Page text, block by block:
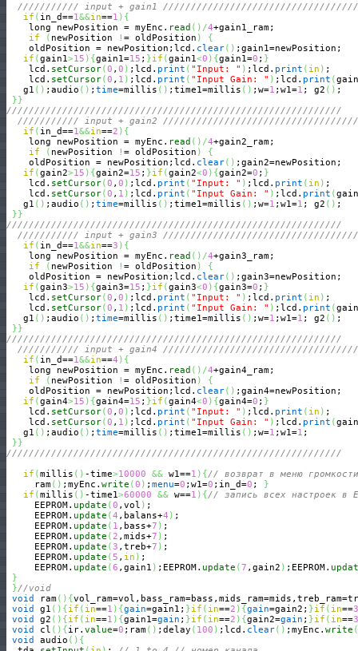
/////////// input + gain1
if ( in_d==1&&in==1 ) {
    long newPosition = myEnc.
read ( ) /4+gain1_ram;
if
( newPosition ! = oldPosition )
{
    oldPosition = newPosition;lcd.
clear( ) ;gain1=newPosition;
if (gain1>15 ) {gain1=15 ; }if (gain1<0 ) {gain1=0 ; }
    lcd.
setCursor(0 , 0 ) ;lcd. print ( "Input: " ) ;lcd. print ( in ) ;
    lcd.
setCursor(0 , 1 ) ;lcd. print ( "Input Gain: " ) ;lcd. print (
   g1
( ) ;audio ( ) ; time=millis ( ) ;time1=millis ( ) ;w=1 ;w1=1 ; g2 ( ) ;
}}
////////////////////////////////////////////////////////////
/////////// input + gain2
if ( in_d==1&&in==2 ) {
    long newPosition = myEnc.
read ( ) /4+gain2_ram;
if
( newPosition ! = oldPosition )
{
    oldPosition = newPosition;lcd.
clear( ) ;gain2=newPosition;
if (gain2>15 ) {gain2=15 ; }if (gain2<0 ) {gain2=0 ; }
    lcd.
setCursor(0 , 0 ) ;lcd. print ( "Input: " ) ;lcd. print ( in ) ;
    lcd.
setCursor(0 , 1 ) ;lcd. print ( "Input Gain: " ) ;lcd. print (
   g1
( ) ;audio ( ) ; time=millis ( ) ;time1=millis ( ) ;w=1 ;w1=1 ; g2 ( ) ;
}}
////////////////////////////////////////////////////////////
/////////// input + gain3
if ( in_d==1&&in==3 ) {
    long newPosition = myEnc.
read ( ) /4+gain3_ram;
if
( newPosition ! = oldPosition )
{
    oldPosition = newPosition;lcd.
clear( ) ;gain3=newPosition;
if (gain3>15 ) {gain3=15 ; }if (gain3<0 ) {gain3=0 ; }
    lcd.
setCursor(0 , 0 ) ;lcd. print ( "Input: " ) ;lcd. print ( in ) ;
    lcd.
setCursor(0 , 1 ) ;lcd. print ( "Input Gain: " ) ;lcd. print (
   g1
( ) ;audio ( ) ; time=millis ( ) ;time1=millis ( ) ;w=1 ;w1=1 ; g2 ( ) ;
}}
////////////////////////////////////////////////////////////
/////////// input + gain4
if ( in_d==1&&in==4 ) {
    long newPosition = myEnc.
read ( ) /4+gain4_ram;
if
( newPosition ! = oldPosition )
{
    oldPosition = newPosition;lcd.
clear( ) ;gain4=newPosition;
if (gain4>15 ) {gain4=15 ; }if (gain4<0 ) {gain4=0 ; }
    lcd.
setCursor(0 , 0 ) ;lcd. print ( "Input: " ) ;lcd. print ( in ) ;
    lcd.
setCursor(0 , 1 ) ;lcd. print ( "Input Gain: " ) ;lcd. print (
   g1
( ) ;audio ( ) ; time=millis ( ) ;time1=millis ( ) ;w=1 ;w1=1 ;
}}
////////////////////////////////////////////////////////////
if (millis ( ) -time>10000 && w1==1 ) {// возврат в меню
     ram
( ) ;myEnc. write (0 ) ; menu=0 ;w1=0 ;in_d=0 ; }
if (millis ( ) -time1>60000 && w==1 ) {// запись всех настроек в
     EEPROM.
update (0 ,vol ) ;
     EEPROM.
update (4 ,balans+4 ) ;
     EEPROM.
update ( 1 ,bass+7 ) ;
     EEPROM.
update (2 ,mids+7 ) ;
     EEPROM.
update (3 ,treb+7 ) ;
     EEPROM.
update (5 , in ) ;
     EEPROM.
update (6 ,gain1 ) ;EEPROM. update (7 ,gain2 ) ;EEPROM.
}
}//void
void
ram( ) {
void
g1 ( ) {if ( in==1 ) {gain=gain1; }if ( in==2 ) {gain=gain2; }if ( in==3
void
g2 ( ) {if ( in==1 ) {gain1=gain ; }if ( in==2 ) {gain2=gain ; }if ( in==3
void
cl ( ) {ir. value=0 ;ram( ) ;delay ( 100 ) ;lcd. clear( ) ;myEnc. write (
void
audio ( ) {